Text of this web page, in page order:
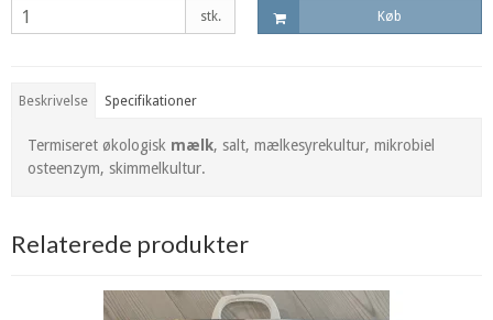
stk. Køb
Beskrivelse Specifikationer
Termiseret økologisk mælk, salt, mælkesyrekultur, mikrobiel
osteenzym, skimmelkultur.
Relaterede produkter